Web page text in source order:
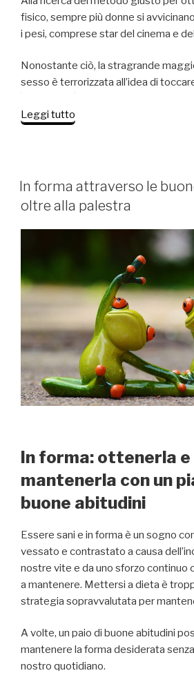
fisico, sempre più donne si
i pesi, comprese star del cinema e
Nonostante ciò, la stragrande
sesso è terrorizzata all’idea di
Leggi tutto
esercizio
falsi
miti
PUBBLICATO
IL
In forma attraverso le
oltre alla palestra
In forma: ottenerla e
mantenerla con un
buone abitudini
Essere sani e in forma è un sogno
vessato e contrastato a causa
nostre vite e da uno sforzo continuo
a mantenere. Mettersi a dieta è
strategia sopravvalutata per
A volte, un paio di buone abitudini
mantenere la forma desiderata
nostro quotidiano.